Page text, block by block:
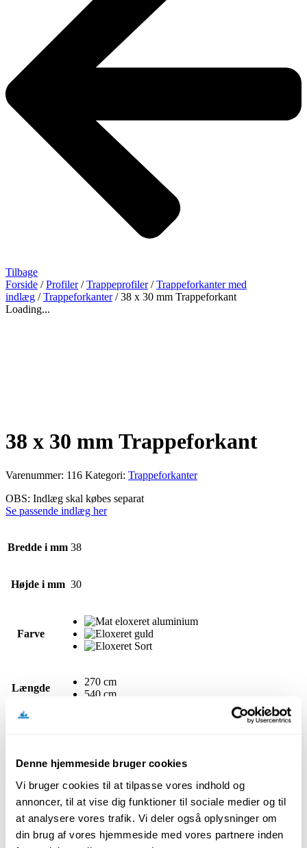
Denne hjemmeside bruger cookies
Vi bruger cookies til at tilpasse vores indhold og
annoncer, til at vise dig funktioner til sociale medier og til
at analysere vores trafik. Vi deler også oplysninger om
din brug af vores hjemmeside med vores partnere inden
Tilbage
Forside /Profiler/Trappeprofiler/Trappeforkanter med
indlæg /Trappeforkanter/ 38 x 30 mm Trappeforkant
Loading...
38 x 30 mm Trappeforkant
Varenummer: 116 Kategori: Trappeforkanter
OBS: Indlæg skal købes separat
Se passende indlæg her
Bredde i mm 38
Højde i mm 30
Farve
Længde
270 cm
540 cm
Ryd
38 x 30 mm trappeforkanten er designet til at beskytte og afgrænse
kanten på trappetryk, og minimere slitage. Profilen findes i tre
farvevarianter: eloxeret guld, eloxeret sort og mat eloxeret
aluminium. Den leveres i længderne 270 cm og 540 cm.